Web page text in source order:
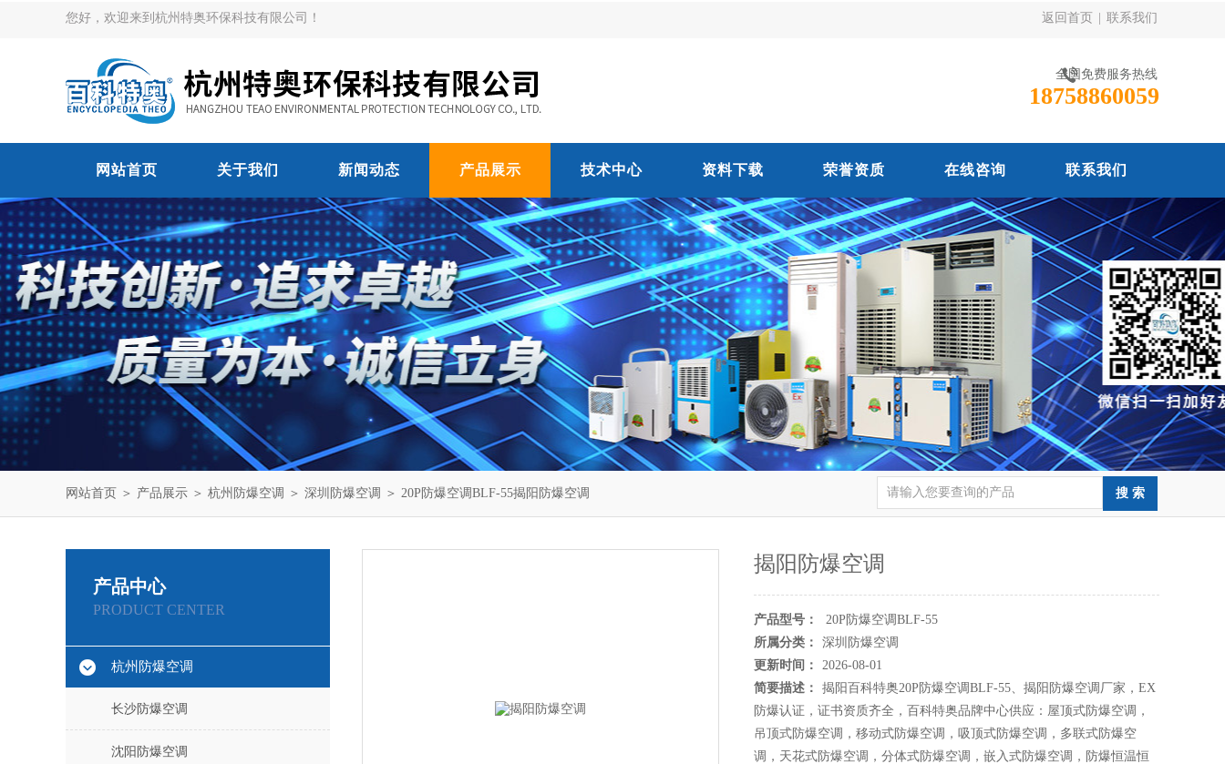
您好，欢迎来到杭州特奥环保科技有限公司！ 返回首页 联系我们
全国免费服务热线
18758860059
网站首页 关于我们 新闻动态 产品展示 技术中心 资料下载 荣誉资质 在线咨询 联系我们
网站首页 ＞ 产品展示 ＞ 杭州防爆空调 ＞ 深圳防爆空调 ＞ 20P防爆空调BLF-55揭阳防爆空调
产品中心
PRODUCT CENTER
杭州防爆空调
长沙防爆空调
沈阳防爆空调
揭阳防爆空调
产品型号：
20P防爆空调BLF-55
所属分类：
深圳防爆空调
更新时间：
2026-08-01
简要描述：
揭阳百科特奥20P防爆空调BLF-55、揭阳防爆空调厂家，EX
防爆认证，证书资质齐全，百科特奥品牌中心供应：屋顶式防爆空调，
吊顶式防爆空调，移动式防爆空调，吸顶式防爆空调，多联式防爆空
调，天花式防爆空调，分体式防爆空调，嵌入式防爆空调，防爆恒温恒